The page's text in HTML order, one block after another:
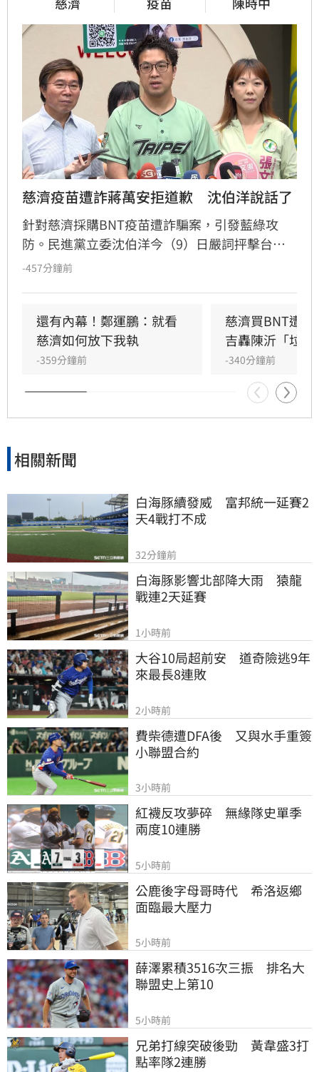
慈濟疫苗遭詐蔣萬安拒道歉　沈伯洋說話了
針對慈濟採購BNT疫苗遭詐騙案，引發藍綠攻
防。民進黨立委沈伯洋今（9）日嚴詞抨擊台北
市長蔣萬安，質疑蔣過去為求政治紅利而造謠攻
人的慈濟，蔣萬安身為立委知情卻刻意抹黑，如
今面對質疑，竟以更多謊言掩蓋事實。沈伯洋呼
籲，蔣萬安身為台北市長，擁有市民信任，不應
持續移轉焦點，應針對當時造謠行為給予社會大
眾明確交代，而非透過不斷圓謊來逃避責任，此
舉對於第一線防疫人員極不尊重。
-457分鐘前
還有內幕！鄭運鵬：就看
慈濟如何放下我執
-359分鐘前
慈濟買BNT遭
吉轟陳沂「垃圾
-340分鐘前
相關新聞
白海豚續發威　富邦統一延賽2
天4戰打不成
32分鐘前
白海豚影響北部降大雨　猿龍
戰連2天延賽
1小時前
大谷10局超前安　道奇險逃9年
來最長8連敗
2小時前
費柴德遭DFA後　又與水手重簽
小聯盟合約
3小時前
紅襪反攻夢碎　無緣隊史單季
兩度10連勝
5小時前
公鹿後字母哥時代　希洛返鄉
面臨最大壓力
5小時前
薛澤累積3516次三振　排名大
聯盟史上第10
5小時前
兄弟打線突破後勁　黃韋盛3打
點率隊2連勝